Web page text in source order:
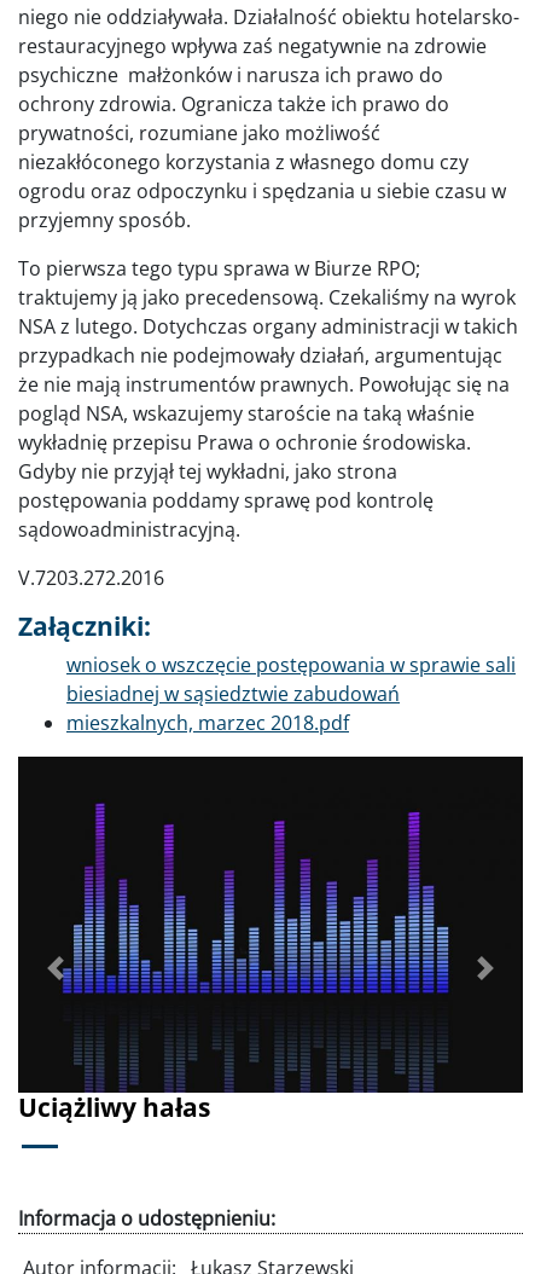
niego nie oddziaływała. Działalność obiektu hotelarsko-
restauracyjnego wpływa zaś negatywnie na zdrowie
psychiczne małżonków i narusza ich prawo do
ochrony zdrowia. Ogranicza także ich prawo do
prywatności, rozumiane jako możliwość
niezakłóconego korzystania z własnego domu czy
ogrodu oraz odpoczynku i spędzania u siebie czasu w
przyjemny sposób.
To pierwsza tego typu sprawa w Biurze RPO;
traktujemy ją jako precedensową. Czekaliśmy na wyrok
NSA z lutego. Dotychczas organy administracji w takich
przypadkach nie podejmowały działań, argumentując
że nie mają instrumentów prawnych. Powołując się na
pogląd NSA, wskazujemy staroście na taką właśnie
wykładnię przepisu Prawa o ochronie środowiska.
Gdyby nie przyjął tej wykładni, jako strona
postępowania poddamy sprawę pod kontrolę
sądowoadministracyjną.
V.7203.272.2016
Załączniki:
Dokument
wniosek o wszczęcie postępowania w sprawie sali
biesiadnej w sąsiedztwie zabudowań
mieszkalnych, marzec 2018.pdf
Uciążliwy hałas
Poprzednie Dalej
Informacja o udostępnieniu:
Autor informacji: Łukasz Starzewski